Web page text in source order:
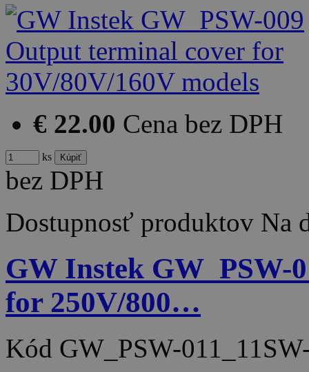
€ 22.00 Cena bez DPH
ks
bez DPH
Dostupnosť produktov Na
GW Instek GW_PSW-
for 250V/800…
Kód GW_PSW-